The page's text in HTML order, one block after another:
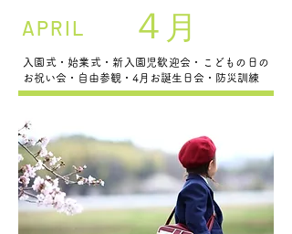
APRIL ４ 月
入園式・始業式・新入園児歓迎会・こどもの日の
お祝い会・自由参観・4月お誕生日会・防災訓練